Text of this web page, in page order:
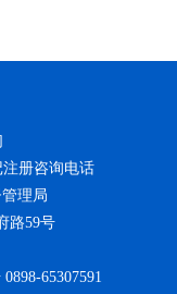
册咨询电话
理局
路59号
65307591